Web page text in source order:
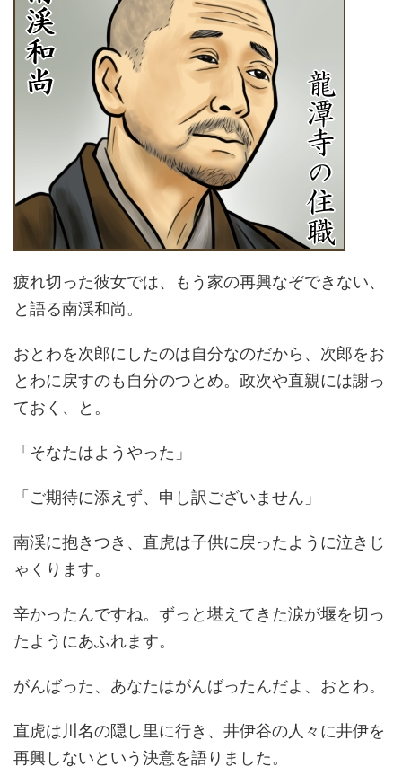
疲れ切った彼女では、もう家の再興なぞできない、
と語る南渓和尚。
おとわを次郎にしたのは自分なのだから、次郎をお
とわに戻すのも自分のつとめ。政次や直親には謝っ
ておく、と。
「そなたはようやった」
「ご期待に添えず、申し訳ございません」
南渓に抱きつき、直虎は子供に戻ったように泣きじ
ゃくります。
辛かったんですね。ずっと堪えてきた涙が堰を切っ
たようにあふれます。
がんばった、あなたはがんばったんだよ、おとわ。
直虎は川名の隠し里に行き、井伊谷の人々に井伊を
再興しないという決意を語りました。